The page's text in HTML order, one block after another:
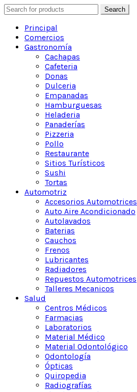
Search
for:
Search
Principal
Comercios
Gastronomía
Cachapas
Cafeteria
Donas
Dulceria
Empanadas
Hamburguesas
Heladeria
Panaderías
Pizzeria
Pollo
Restaurante
Sitios Turísticos
Sushi
Tortas
Automotriz
Accesorios Automotrices
Auto Aire Acondicionado
Autolavados
Baterias
Cauchos
Frenos
Lubricantes
Radiadores
Repuestos Automotrices
Talleres Mecanicos
Salud
Centros Médicos
Farmacias
Laboratorios
Material Médico
Material Odontológico
Odontología
Ópticas
Quiropedia
Radiografías